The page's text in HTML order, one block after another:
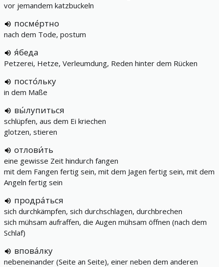
vor jemandem katzbuckeln
посме́ртно
nach dem Tode, postum
я́беда
Petzerei, Hetze, Verleumdung, Reden hinter dem Rücken
посто́льку
in dem Maße
вы́лупиться
schlüpfen, aus dem Ei kriechen
glotzen, stieren
отлови́ть
eine gewisse Zeit hindurch fangen
mit dem Fangen fertig sein, mit dem Jagen fertig sein, mit dem
Angeln fertig sein
продра́ться
sich durchkämpfen, sich durchschlagen, durchbrechen
sich mühsam aufraffen, die Augen mühsam öffnen (nach dem
Schlaf)
впова́лку
nebeneinander (Seite an Seite), einer neben dem anderen